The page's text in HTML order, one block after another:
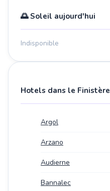
🌅 Soleil aujourd'hui
Indisponible
Hotels dans le Finistère
Argol
Arzano
Audierne
Bannalec